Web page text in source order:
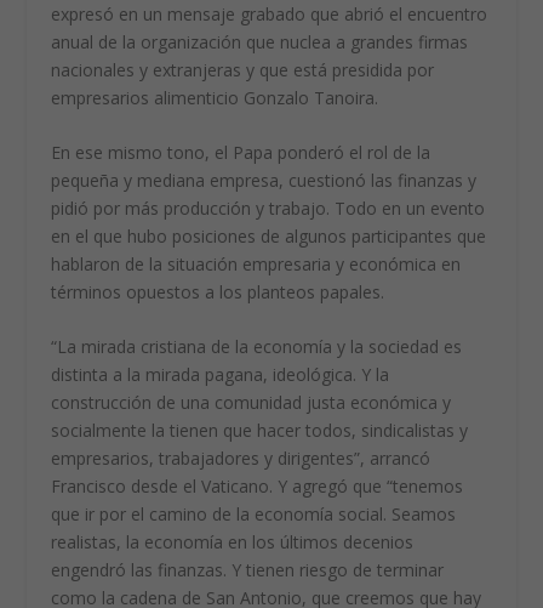
expresó en un mensaje grabado que abrió el encuentro
anual de la organización que nuclea a grandes firmas
nacionales y extranjeras y que está presidida por
empresarios alimenticio Gonzalo Tanoira.
En ese mismo tono, el Papa ponderó el rol de la
pequeña y mediana empresa, cuestionó las finanzas y
pidió por más producción y trabajo. Todo en un evento
en el que hubo posiciones de algunos participantes que
hablaron de la situación empresaria y económica en
términos opuestos a los planteos papales.
“La mirada cristiana de la economía y la sociedad es
distinta a la mirada pagana, ideológica. Y la
construcción de una comunidad justa económica y
socialmente la tienen que hacer todos, sindicalistas y
empresarios, trabajadores y dirigentes”, arrancó
Francisco desde el Vaticano. Y agregó que“tenemos
que ir por el camino de la economía social. Seamos
realistas, la economía en los últimos decenios
engendró las finanzas. Y tienen riesgo de terminar
como la cadena de San Antonio, que creemos que hay